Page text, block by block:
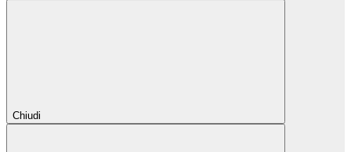
Chiudi